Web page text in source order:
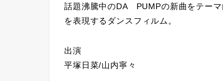
話題沸騰中のDA PUMPの新曲をテー
を表現するダンスフィルム。
出演
平塚日菜/山内寧々